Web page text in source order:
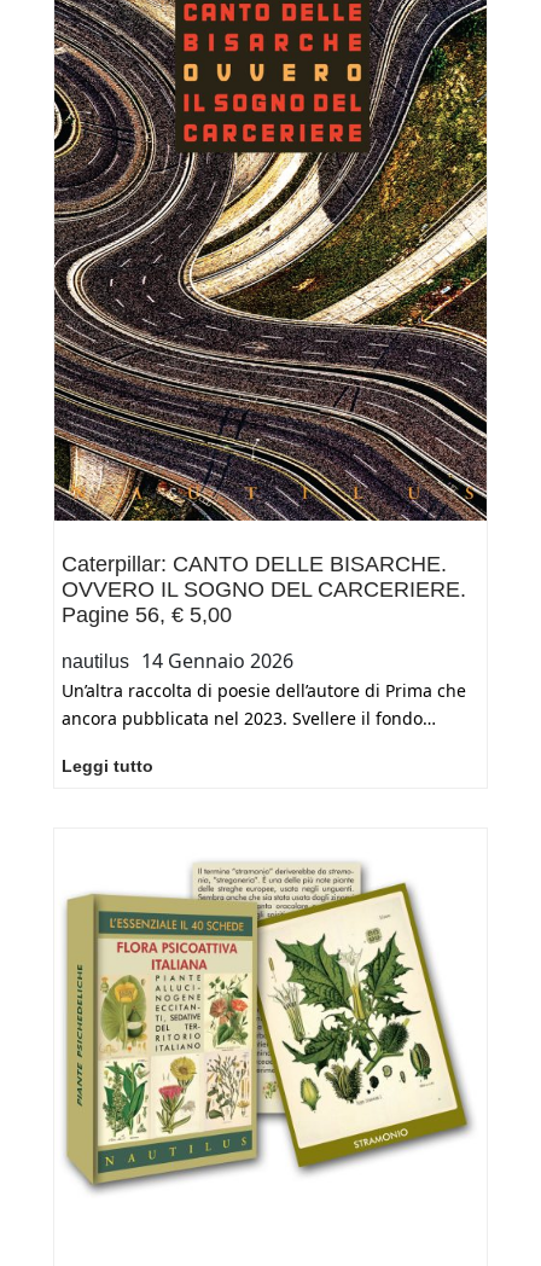
Pagine
128,
€
12,00
Caterpillar: CANTO DELLE BISARCHE.
OVVERO IL SOGNO DEL CARCERIERE.
Pagine 56, € 5,00
nautilus 14 Gennaio 2026
Un’altra raccolta di poesie dell’autore di Prima che
ancora pubblicata nel 2023. Svellere il fondo…
Leggi tutto
OVVERO
IL
SOGNO
DEL
CARCERIERE.
Pagine
56,
5,00